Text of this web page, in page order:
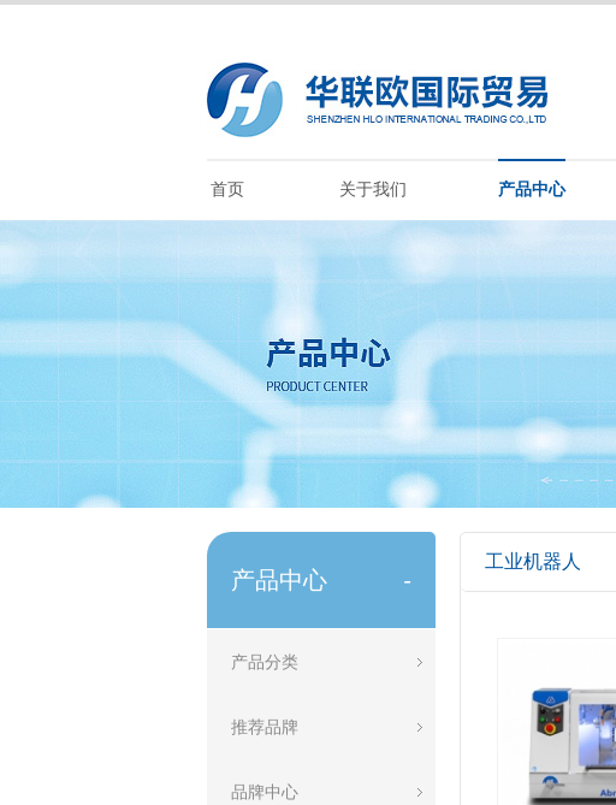
首页 关于我们 产品中心
产品中心 -
产品分类
推荐品牌
品牌中心
工业机器人